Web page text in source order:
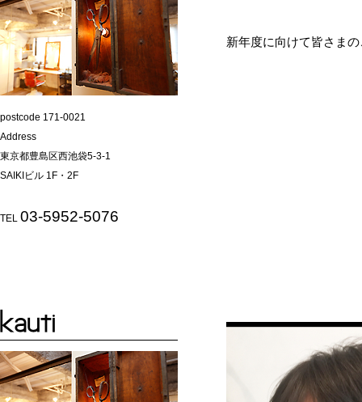
新年度に向けて皆さま
postcode 171-0021
Address
東京都豊島区西池袋5-3-1
SAIKIビル 1F・2F
TEL 03-5952-5076